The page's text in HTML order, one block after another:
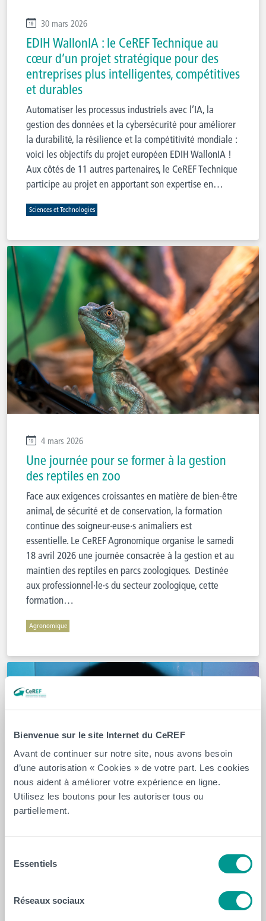
Bienvenue sur le site Internet du CeREF
Avant de continuer sur notre site, nous avons besoin
d’une autorisation « Cookies » de votre part. Les cookies
nous aident à améliorer votre expérience en ligne.
Utilisez les boutons pour les autoriser tous ou
partiellement.
Essentiels
Réseaux sociaux
30 mars 2026
EDIH WallonIA : le CeREF Technique au
cœur d’un projet stratégique pour des
entreprises plus intelligentes, compétitives
et durables
Automatiser les processus industriels avec l’IA, la
gestion des données et la cybersécurité pour améliorer
la durabilité, la résilience et la compétitivité mondiale :
voici les objectifs du projet européen EDIH WallonIA !
Aux côtés de 11 autres partenaires, le CeREF Technique
participe au projet en apportant son expertise en…
Sciences et Technologies
4 mars 2026
Une journée pour se former à la gestion
des reptiles en zoo
Face aux exigences croissantes en matière de bien-être
animal, de sécurité et de conservation, la formation
continue des soigneur·euse·s animaliers est
essentielle. Le CeREF Agronomique organise le samedi
18 avril 2026 une journée consacrée à la gestion et au
maintien des reptiles en parcs zoologiques. Destinée
aux professionnel·le·s du secteur zoologique, cette
formation…
Agronomique
CeREF Santé lance 10 formations clés dès
avril